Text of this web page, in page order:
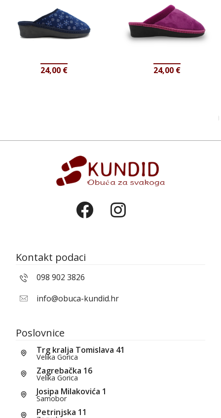
24,00 € 24,00 €
Kontakt podaci
098 902 3826
info@obuca-kundid.hr
Poslovnice
Trg kralja Tomislava 41
Velika Gorica
Zagrebačka 16
Velika Gorica
Josipa Milakovića 1
Samobor
Petrinjska 11